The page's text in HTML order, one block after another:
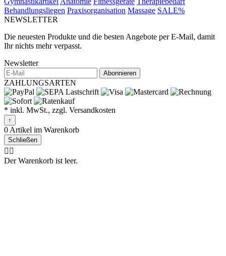
Behandlungsliegen Praxisorganisation Massage SALE%
NEWSLETTER
Die neuesten Produkte und die besten Angebote per E-Mail, damit
Ihr nichts mehr verpasst.
Newsletter
Abonnieren
ZAHLUNGSARTEN
* inkl. MwSt., zzgl. Versandkosten
↑
0 Artikel im Warenkorb
Schließen
🤷‍♂️
Der Warenkorb ist leer.